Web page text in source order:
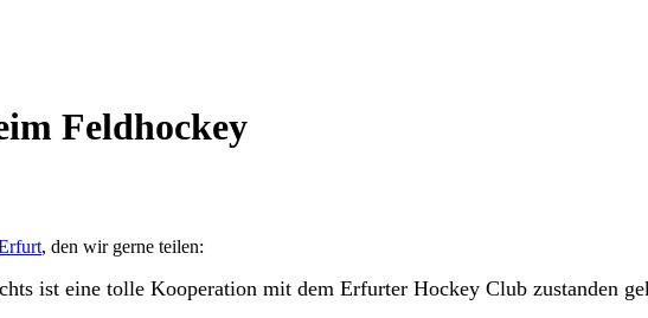
Feldhockey
, den wir gerne teilen:
ist eine tolle Kooperation mit dem Erfurter Hockey Club zustanden